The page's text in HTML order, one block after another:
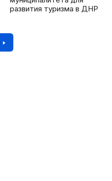
развития туризма в ДНР